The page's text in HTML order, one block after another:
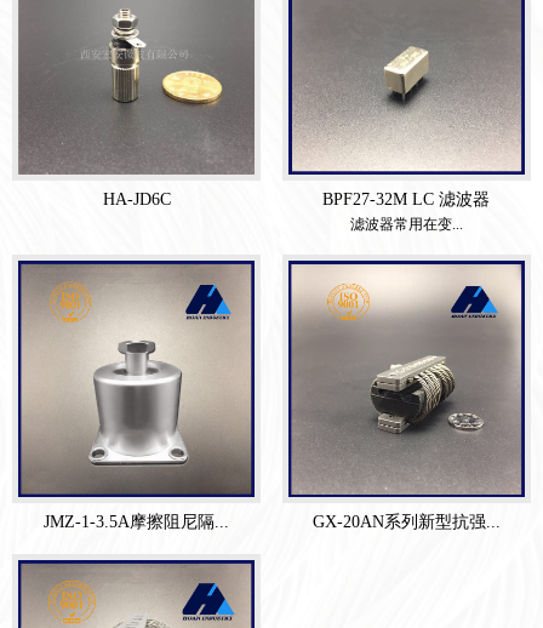
HA-JD6C BPF27-32M LC 滤波器
滤波器常用在变...
JMZ-1-3.5A摩擦阻尼隔... GX-20AN系列新型抗强...